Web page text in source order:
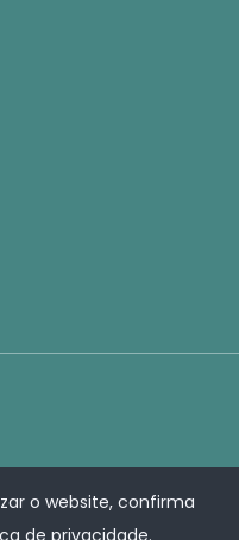
o website, confirma
de privacidade.